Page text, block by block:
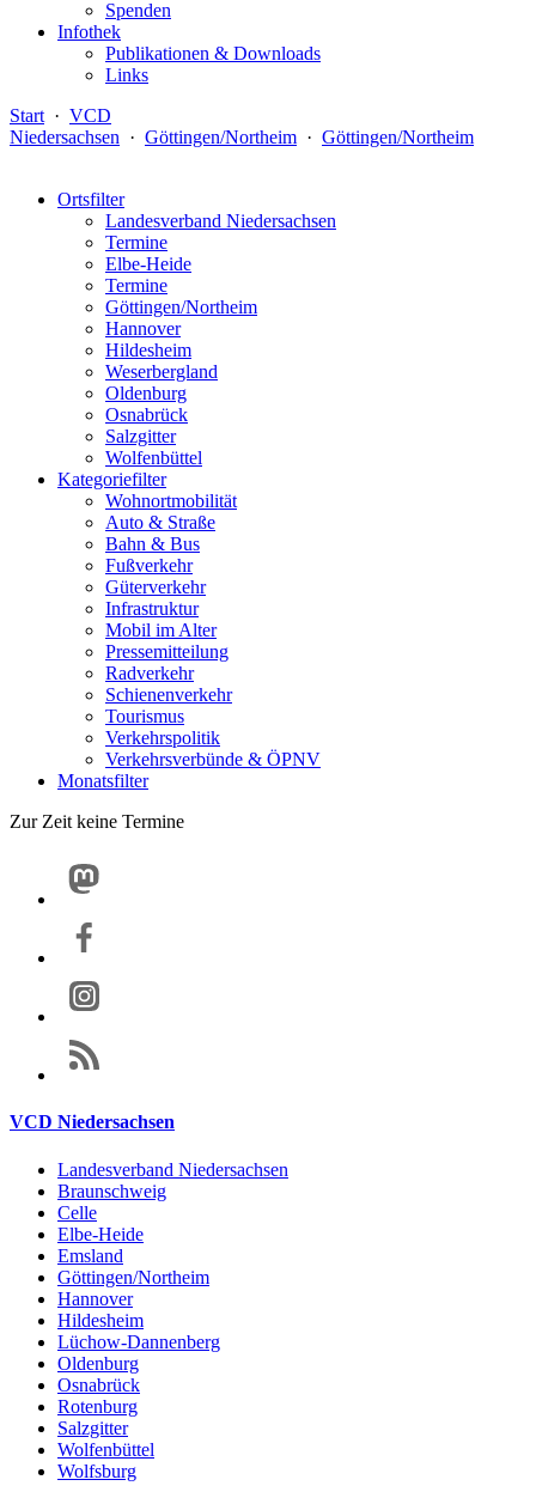
Spenden
Infothek
Publikationen & Downloads
Links
Start · VCD
Niedersachsen · Göttingen/Northeim · Göttingen/Northeim
Ortsfilter
Landesverband Niedersachsen
Termine
Elbe-Heide
Termine
Göttingen/Northeim
Hannover
Hildesheim
Weserbergland
Oldenburg
Osnabrück
Salzgitter
Wolfenbüttel
Kategoriefilter
Wohnortmobilität
Auto & Straße
Bahn & Bus
Fußverkehr
Güterverkehr
Infrastruktur
Mobil im Alter
Pressemitteilung
Radverkehr
Schienenverkehr
Tourismus
Verkehrspolitik
Verkehrsverbünde & ÖPNV
Monatsfilter
Zur Zeit keine Termine
VCD Niedersachsen
Landesverband Niedersachsen
Braunschweig
Celle
Elbe-Heide
Emsland
Göttingen/Northeim
Hannover
Hildesheim
Lüchow-Dannenberg
Oldenburg
Osnabrück
Rotenburg
Salzgitter
Wolfenbüttel
Wolfsburg